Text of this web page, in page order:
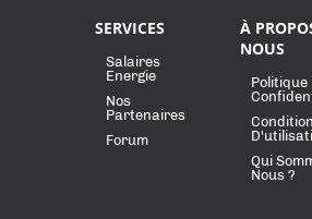
SERVICES
Salaires
Energie
Nos
Partenaires
Forum
À
NOUS
Politique
Qui
Nous ?